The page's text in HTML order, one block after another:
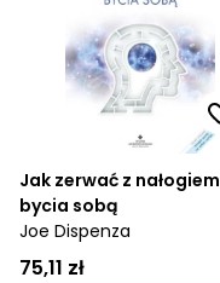
Jak zerwać z nałogiem
bycia sobą
Joe Dispenza
75,11 zł